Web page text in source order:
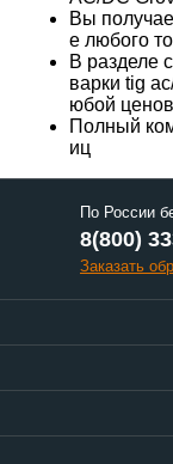
Вы
е любого
В разделе
варки tig
юбой
Полный
иц
По России
8(800)
Заказать